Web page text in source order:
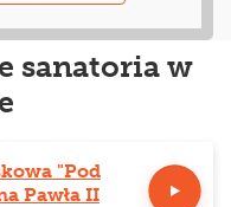
sanatoria w
"Pod
Pawła II